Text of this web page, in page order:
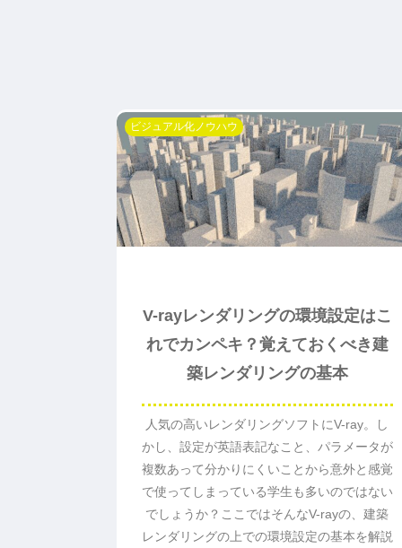
ビジュアル化ノウハウ
V-rayレンダリングの環境設定はこ
れでカンペキ？覚えておくべき建
築レンダリングの基本
人気の高いレンダリングソフトにV-ray。し
かし、設定が英語表記なこと、パラメータが
複数あって分かりにくいことから意外と感覚
で使ってしまっている学生も多いのではない
でしょうか？ここではそんなV-rayの、建築
レンダリングの上での環境設定の基本を解説